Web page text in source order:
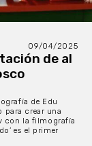
09/04/2025
de al
de Edu
para crear una
con la filmografía
es el primer